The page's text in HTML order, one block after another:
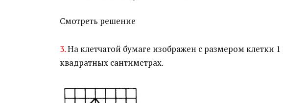
Смотреть решение
3.На клетчатой бумаге изображен с размером клетки
квадратных сантиметрах.